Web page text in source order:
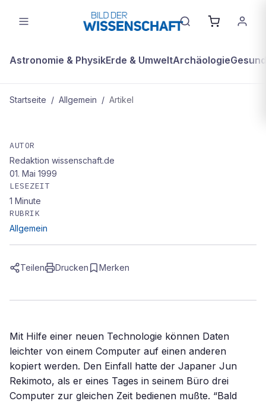
Astronomie & PhysikErde & UmweltArchäologie
Startseite / Allgemein / Artikel
Magischer Stift
AUTOR
Redaktion wissenschaft.de
01. Mai 1999
LESEZEIT
1 Minute
RUBRIK
Allgemein
Teilen Drucken Merken
Mit Hilfe einer neuen Technologie können Daten
leichter von einem Computer auf einen anderen
kopiert werden. Den Einfall hatte der Japaner Jun
Rekimoto, als er eines Tages in seinem Büro drei
Computer zur gleichen Zeit bedienen mußte. “Bald